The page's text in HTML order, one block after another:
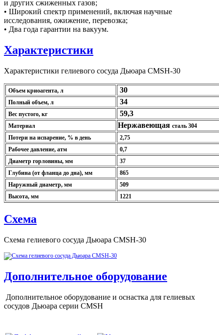
и других сжиженных газов;
• Широкий спектр применений, включая научные
исследования, ожижение, перевозка;
• Два года гарантии на вакуум.
Характеристики
Характеристики гелиевого сосуда Дьюара CMSH-30
Объем криоагента, л 30
Полный объем, л 34
Вес пустого, кг 59,3
Материал Нержавеющая сталь 304
Потери на испарение, % в день
2,75
Рабочее давление, атм
0,7
Диаметр горловины, мм
37
Глубина (от фланца до дна), мм
865
Наружный диаметр, мм
509
Высота, мм
1221
Схема
Схема гелиевого сосуда Дьюара CMSH-30
Дополнительное оборудование
Дополнительное оборудование и оснастка для гелиевых
сосудов Дьюара серии CMSH